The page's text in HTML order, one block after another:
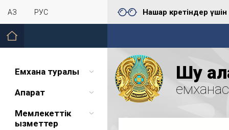
ҚАЗ РУС Нашар көретіндер үшін
Емхана туралы
Ақпарат
Мемлекеттік
қызметтер
Шу